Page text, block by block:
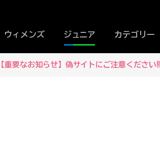
ウィメンズ ジュニア カテゴリー
【重要なお知らせ】偽サイトにご注意ください‼